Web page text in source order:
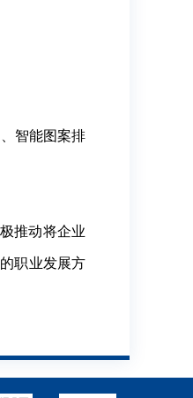
智能图案排
推动将企业
职业发展方